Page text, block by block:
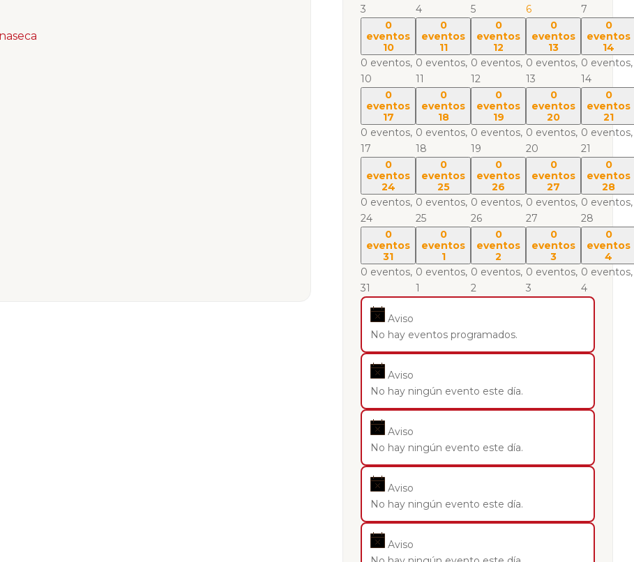
3
4
5
6
7
0
eventos
10
0 eventos,
10
0
eventos
11
0 eventos,
11
0
eventos
12
0 eventos,
12
0
eventos
13
0 eventos,
13
0
eventos
14
0 eventos,
14
0
eventos
17
0 eventos,
17
0
eventos
18
0 eventos,
18
0
eventos
19
0 eventos,
19
0
eventos
20
0 eventos,
20
0
eventos
21
0 eventos,
21
0
eventos
24
0 eventos,
24
0
eventos
25
0 eventos,
25
0
eventos
26
0 eventos,
26
0
eventos
27
0 eventos,
27
0
eventos
28
0 eventos,
28
0
eventos
31
0 eventos,
31
0
eventos
1
0 eventos,
1
0
eventos
2
0 eventos,
2
0
eventos
3
0 eventos,
3
0
eventos
4
0 eventos,
4
Aviso
No hay eventos programados.
Aviso
No hay ningún evento este día.
Aviso
No hay ningún evento este día.
Aviso
No hay ningún evento este día.
Aviso